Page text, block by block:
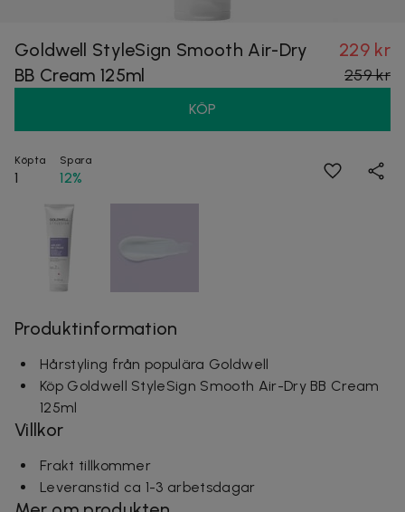
Goldwell StyleSign Smooth Air-Dry
BB Cream 125ml
229 kr
259 kr
KÖP
Köpta
1
Spara
12%
Produktinformation
Hårstyling från populära Goldwell
Köp Goldwell StyleSign Smooth Air-Dry BB Cream
125ml
Villkor
Frakt tillkommer
Leveranstid ca 1-3 arbetsdagar